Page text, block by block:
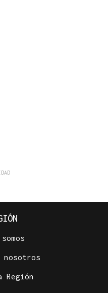
nosotros
Región